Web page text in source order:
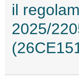
il
2025/